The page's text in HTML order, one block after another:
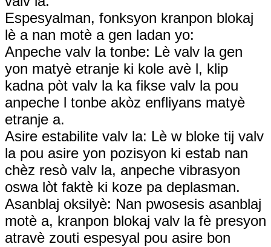
Espesyalman, fonksyon kranpon blokaj
lè a nan motè a gen ladan yo:
Anpeche valv la tonbe: Lè valv la gen
yon matyè etranje ki kole avè l, klip
kadna pòt valv la ka fikse valv la pou
anpeche l tonbe akòz enfliyans matyè
etranje a.
Asire estabilite valv la: Lè w bloke tij valv
la pou asire yon pozisyon ki estab nan
chèz resò valv la, anpeche vibrasyon
oswa lòt faktè ki koze pa deplasman.
Asanblaj oksilyè: Nan pwosesis asanblaj
motè a, kranpon blokaj valv la fè presyon
atravè zouti espesyal pou asire bon